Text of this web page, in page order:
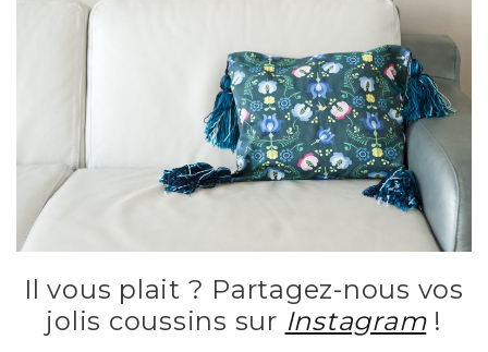
Il vous plait ? Partagez-nous vos
jolis coussins sur Instagram!